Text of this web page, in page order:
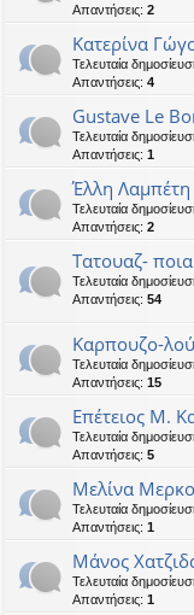
Απαντήσεις: 2
Κατερίνα
Τελευταία
Απαντήσεις: 4
Gustave Le
Τελευταία
Απαντήσεις: 1
Έλλη Λαμπέτη
Τελευταία
Απαντήσεις: 2
Tατουαζ-
Τελευταία
Απαντήσεις: 54
Καρπουζο-
Τελευταία
Απαντήσεις: 15
Επέτειος Μ.
Τελευταία
Απαντήσεις: 5
Μελίνα
Τελευταία
Απαντήσεις: 1
Μάνος
Τελευταία
Απαντήσεις: 1